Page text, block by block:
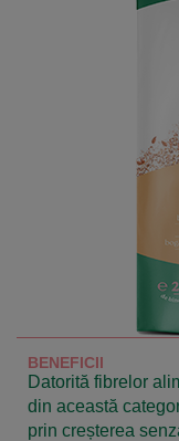
BENEFICII
Datorită fibrelor
din această
prin creșterea